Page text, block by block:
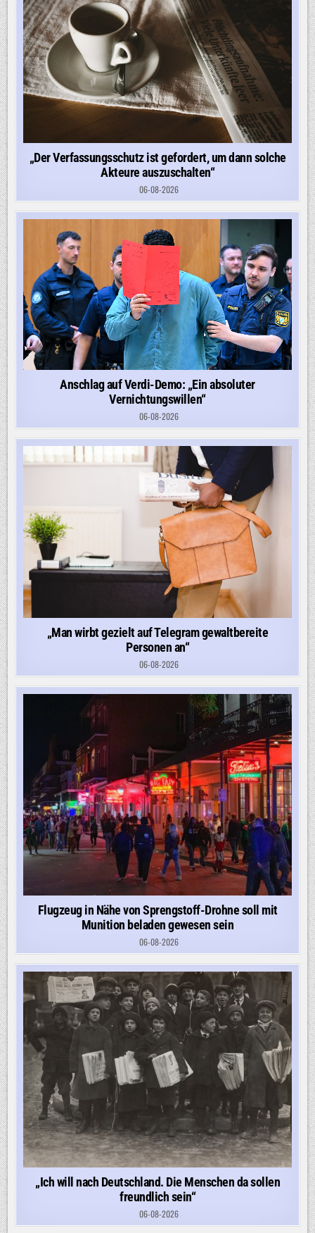
„Der Verfassungsschutz ist gefordert, um dann solche
Akteure auszuschalten“
06-08-2026
Anschlag auf Verdi-Demo: „Ein absoluter
Vernichtungswillen“
06-08-2026
„Man wirbt gezielt auf Telegram gewaltbereite
Personen an“
06-08-2026
Flugzeug in Nähe von Sprengstoff-Drohne soll mit
Munition beladen gewesen sein
06-08-2026
„Ich will nach Deutschland. Die Menschen da sollen
freundlich sein“
06-08-2026